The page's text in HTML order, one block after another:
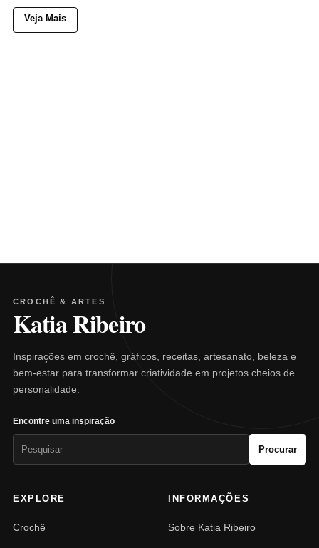
Veja Mais
CROCHÊ & ARTES
Katia Ribeiro
Inspirações em crochê, gráficos, receitas, artesanato, beleza e
bem-estar para transformar criatividade em projetos cheios de
personalidade.
Encontre uma inspiração
Procurar
EXPLORE
Crochê
INFORMAÇÕES
Sobre Katia Ribeiro